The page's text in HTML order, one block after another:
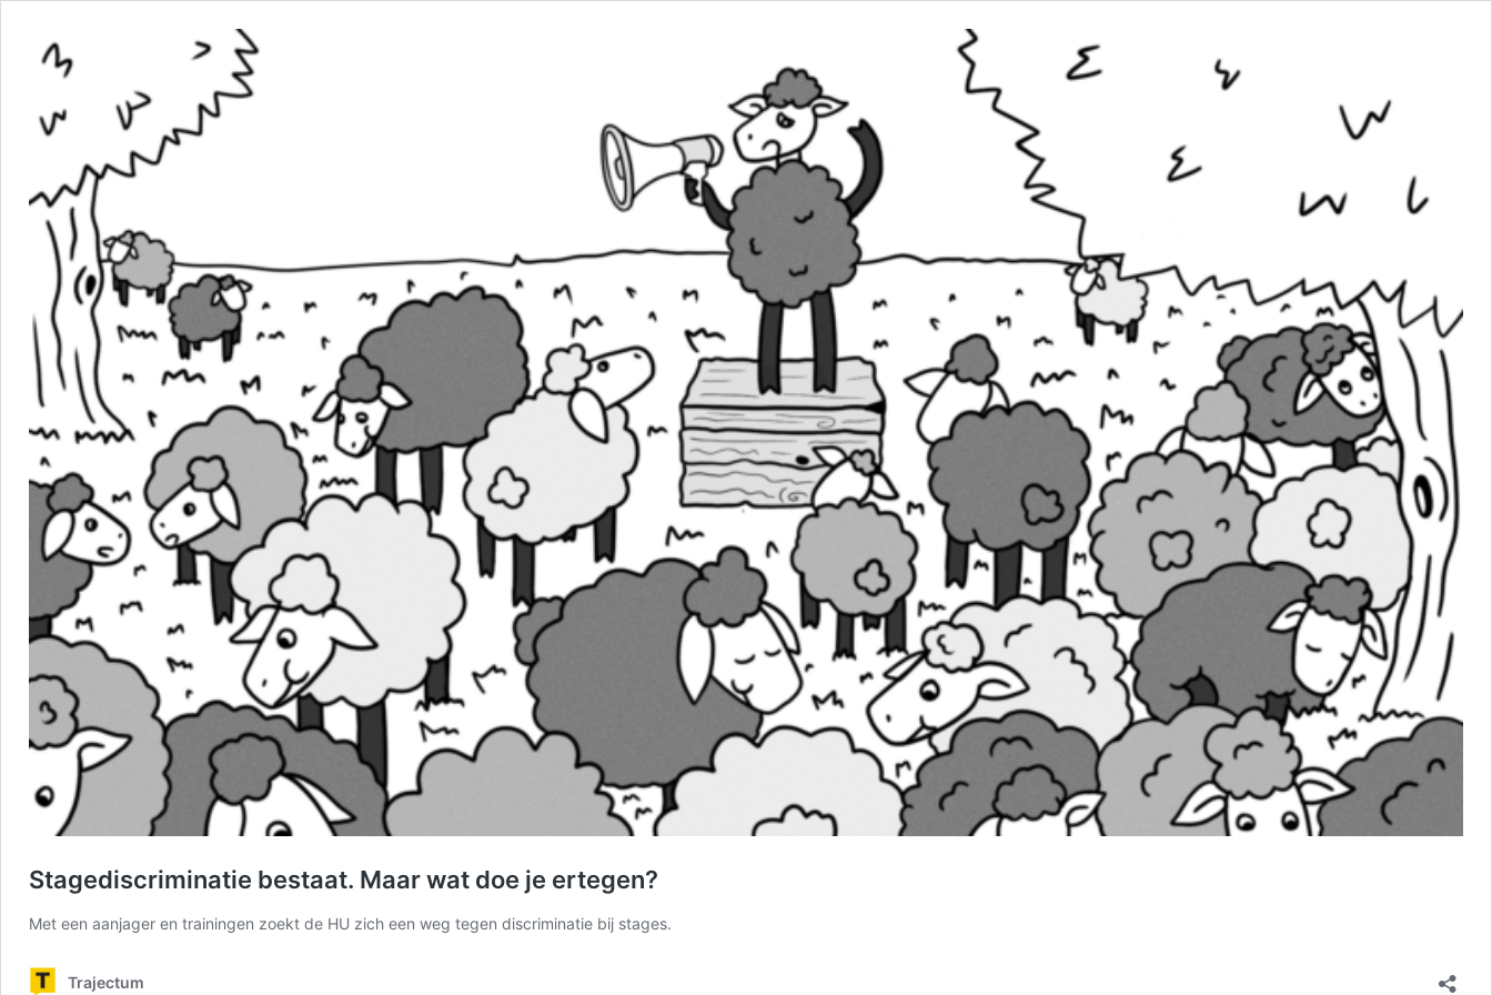
Stagediscriminatie bestaat. Maar wat doe je ertegen?
Met een aanjager en trainingen zoekt de HU zich een weg tegen discriminatie bij stages.
Trajectum